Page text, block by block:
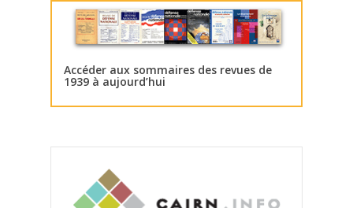
Accéder aux sommaires des revues de
1939 à aujourd’hui